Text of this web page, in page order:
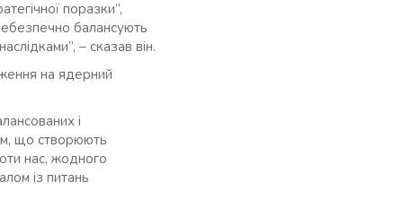
поразки”,
балансують
– сказав він.
на ядерний
і
що створюють
нас, жодного
із питань